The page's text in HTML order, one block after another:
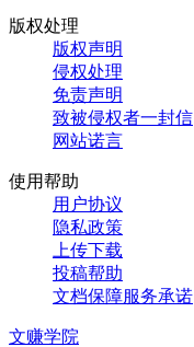
版权处理
版权声明
侵权处理
免责声明
致被侵权者一封信
网站诺言
使用帮助
用户协议
隐私政策
上传下载
投稿帮助
文档保障服务承诺
文赚学院